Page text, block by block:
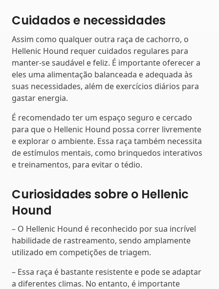
Cuidados e necessidades
Assim como qualquer outra raça de cachorro, o
Hellenic Hound requer cuidados regulares para
manter-se saudável e feliz. É importante oferecer a
eles uma alimentação balanceada e adequada às
suas necessidades, além de exercícios diários para
gastar energia.
É recomendado ter um espaço seguro e cercado
para que o Hellenic Hound possa correr livremente
e explorar o ambiente. Essa raça também necessita
de estímulos mentais, como brinquedos interativos
e treinamentos, para evitar o tédio.
Curiosidades sobre o Hellenic
Hound
– O Hellenic Hound é reconhecido por sua incrível
habilidade de rastreamento, sendo amplamente
utilizado em competições de triagem.
– Essa raça é bastante resistente e pode se adaptar
a diferentes climas. No entanto, é importante